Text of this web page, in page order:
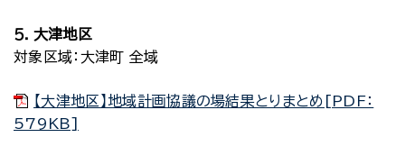
５．大津地区
対象区域：大津町 全域
【大津地区】地域計画協議の場結果とりまとめ[PDF：
579KB]